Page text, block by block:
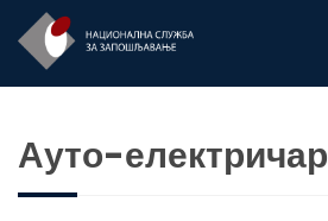
Ауто-електричар